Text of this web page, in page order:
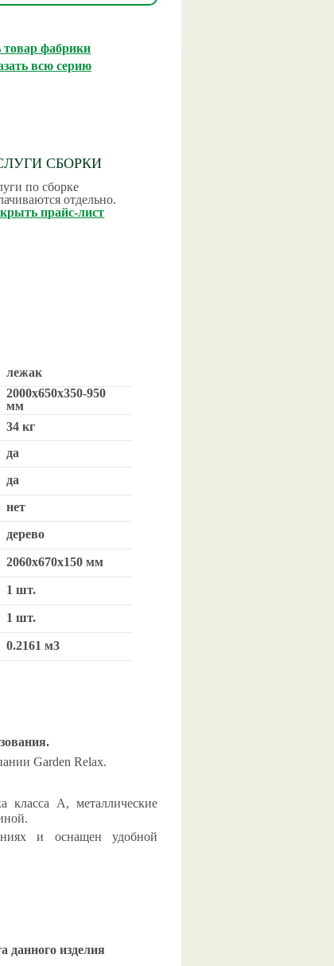
товар фабрики
всю серию
СБОРКИ
по сборке
отдельно.
прайс-лист
лежак
2000x650x350-950
мм
34 кг
да
да
нет
дерево
2060х670х150 мм
1 шт.
1 шт.
0.2161 м3
Garden Relax.
класса А, металлические
и оснащен удобной
данного изделия